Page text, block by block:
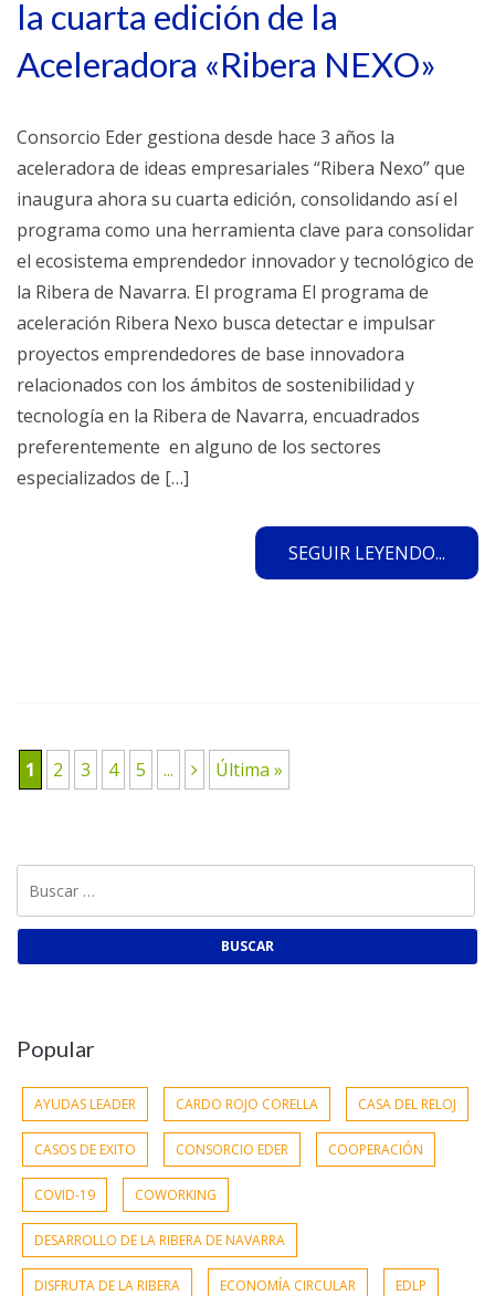
la cuarta edición de la
Aceleradora «Ribera NEXO»
Consorcio Eder gestiona desde hace 3 años la
aceleradora de ideas empresariales “Ribera Nexo” que
inaugura ahora su cuarta edición, consolidando así el
programa como una herramienta clave para consolidar
el ecosistema emprendedor innovador y tecnológico de
la Ribera de Navarra. El programa El programa de
aceleración Ribera Nexo busca detectar e impulsar
proyectos emprendedores de base innovadora
relacionados con los ámbitos de sostenibilidad y
tecnología en la Ribera de Navarra, encuadrados
preferentemente en alguno de los sectores
especializados de […]
SEGUIR LEYENDO...
1 2 3 4 5 ... Última »
Popular
AYUDAS LEADER CARDO ROJO CORELLA CASA DEL RELOJ
CASOS DE EXITO CONSORCIO EDER COOPERACIÓN
COVID-19 COWORKING
DESARROLLO DE LA RIBERA DE NAVARRA
DISFRUTA DE LA RIBERA ECONOMÍA CIRCULAR EDLP